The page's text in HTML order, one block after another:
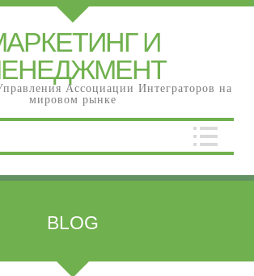
И
Ассоциации Интеграторов на
мировом рынке
BLOG